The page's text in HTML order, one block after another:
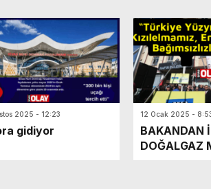
Geleceği
savaşan İHA yarışmasında
2025 - 12:23
gidiyor
12 Ocak 2025 -
BAKANDAN
DOĞALGAZ